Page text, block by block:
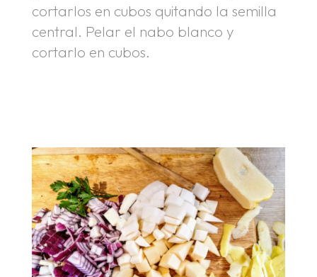
cortarlos en cubos quitando la semilla
central. Pelar el nabo blanco y
cortarlo en cubos.